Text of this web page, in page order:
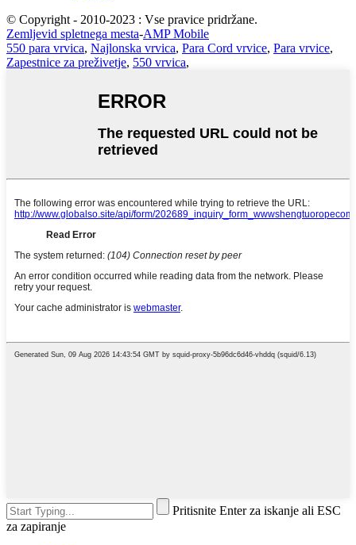
© Copyright - 2010-2023 : Vse pravice pridržane.
Zemljevid spletnega mesta-AMP Mobile
550 para vrvica, Najlonska vrvica, Para Cord vrvice, Para vrvice,
Zapestnice za preživetje, 550 vrvica,
Pritisnite Enter za iskanje ali ESC
za zapiranje